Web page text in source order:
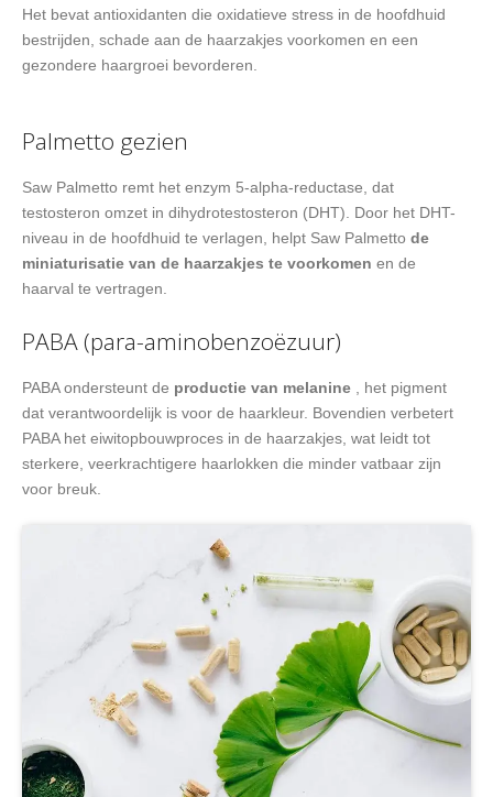
Het bevat antioxidanten die oxidatieve stress in de hoofdhuid
bestrijden, schade aan de haarzakjes voorkomen en een
gezondere haargroei bevorderen.
Palmetto gezien
Saw Palmetto remt het enzym 5-alpha-reductase, dat
testosteron omzet in dihydrotestosteron (DHT). Door het DHT-
niveau in de hoofdhuid te verlagen, helpt Saw Palmetto de
miniaturisatie van de haarzakjes te voorkomen en de
haarval te vertragen.
PABA (para-aminobenzoëzuur)
PABA ondersteunt de productie van melanine , het pigment
dat verantwoordelijk is voor de haarkleur. Bovendien verbetert
PABA het eiwitopbouwproces in de haarzakjes, wat leidt tot
sterkere, veerkrachtigere haarlokken die minder vatbaar zijn
voor breuk.